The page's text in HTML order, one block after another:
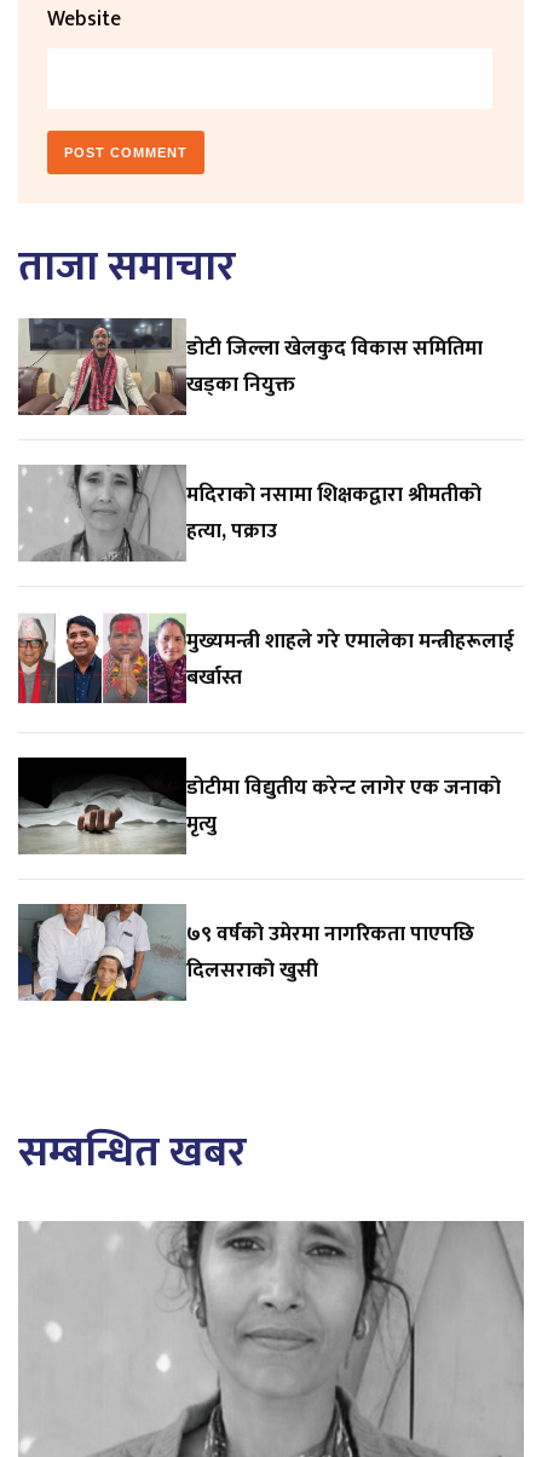
Website
ताजा समाचार
डाेटी जिल्ला खेलकुद विकास समितिमा
खड्का नियुक्त
मदिराको नसामा शिक्षकद्वारा श्रीमतीको
हत्या, पक्राउ
मुख्यमन्त्री शाहले गरे एमालेका मन्त्रीहरूलाई
बर्खास्त
डोटीमा विद्युतीय करेन्ट लागेर एक जनाको
मृत्यु
७९ वर्षको उमेरमा नागरिकता पाएपछि
दिलसराको खुसी
सम्बन्धित खबर